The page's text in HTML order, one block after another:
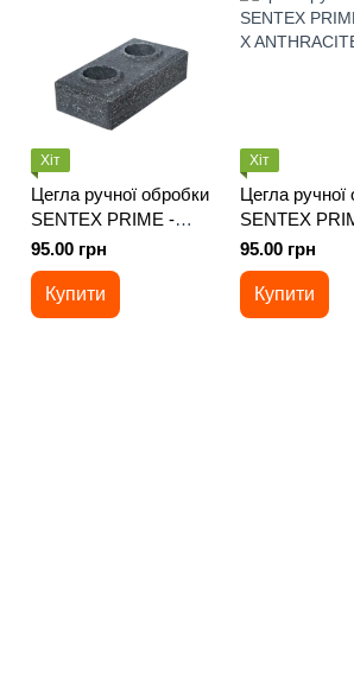
Хіт
Цегла ручної обробки
SENTEX PRIME -
Antique Black
95.00 грн
Купити
Хіт
Цегла ручної
SENTEX
LOFT X
95.00 грн
Купити